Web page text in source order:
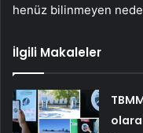
henüz bilinmeyen
İlgili Makaleler